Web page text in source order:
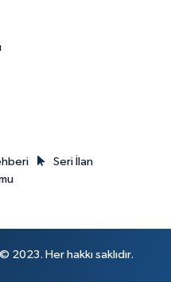
Seri İlan
2023. Her hakkı saklıdır.